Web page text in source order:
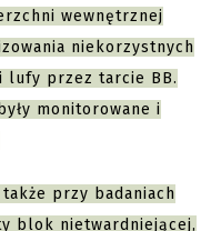
wewnętrznej
niekorzystnych
lufy przez tarcie BB.
monitorowane i
przy badaniach
blok nietwardniejącej,